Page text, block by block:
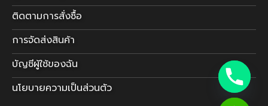
ติดตามการสั่งซื้อ
การจัดส่งสินค้า
บัญชีผู้ใช้ของฉัน
นโยบายความเป็นส่วนตัว